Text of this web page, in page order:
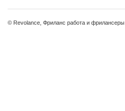
© Revolance, Фриланс работа и фрилансеры